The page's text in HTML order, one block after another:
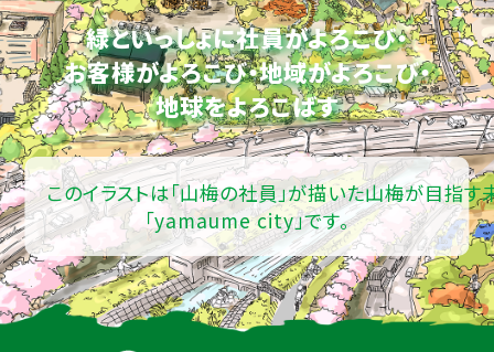
緑といっしょに社員がよろこび・
お客様がよろこび・地域がよろこび・
地球をよろこばす
このイラストは「山梅の社員」が描いた山梅が目指す
「yamaume city」です。